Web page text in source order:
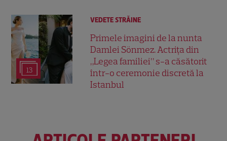
13
VEDETE STRĂINE
Primele imagini de la nunta
Damlei Sönmez. Actrița din
„Legea familiei” s-a căsătorit
într-o ceremonie discretă la
Istanbul